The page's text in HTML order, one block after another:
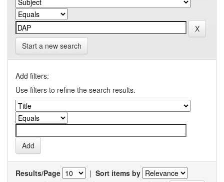
Start a new search
Add filters:
Use filters to refine the search results.
Results/Page | Sort items by